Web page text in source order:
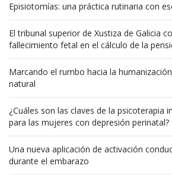
Episiotomías: una práctica rutinaria con
El tribunal superior de Xustiza de Galicia
fallecimiento fetal en el cálculo de la
Marcando el rumbo hacia la
natural
¿Cuáles son las claves de la psicoterapia
para las mujeres con depresión perinatal?
Una nueva aplicación de activación
durante el embarazo